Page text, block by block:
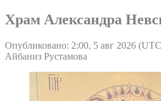
Храм Александра
Опубликовано: 2:00, 5 авг 2026
Айбаниз Рустамова